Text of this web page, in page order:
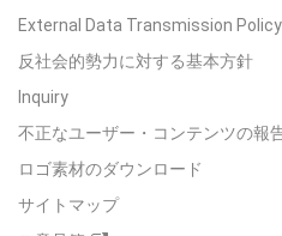
External Data Transmission Policy
反社会的勢力に対する基本方針
Inquiry
不正なユーザー・コンテンツの報
ロゴ素材のダウンロード
サイトマップ